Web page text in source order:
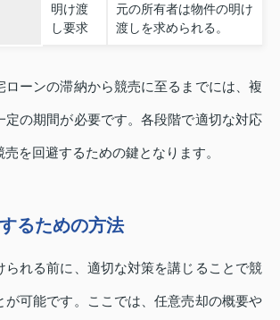
明け渡
し要求
元の所有者は物件の明け
渡しを求められる。
ローンの滞納から競売に至るまでには、複
定の期間が必要です。各段階で適切な対応
を回避するための鍵となります。
るための方法
られる前に、適切な対策を講じることで競
が可能です。ここでは、任意売却の概要や